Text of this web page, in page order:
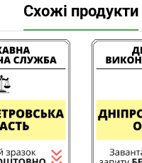
Схожі продукти